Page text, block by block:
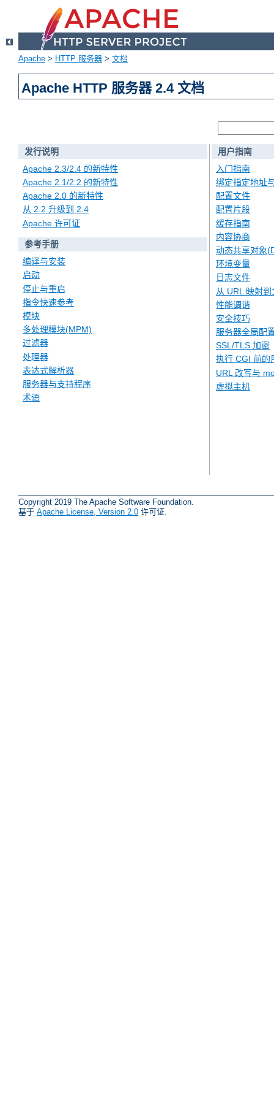
Apache > HTTP 服务器 > 文档
Apache HTTP 服务器 2.4 文档
发行说明
Apache 2.3/2.4 的新特性
Apache 2.1/2.2 的新特性
Apache 2.0 的新特性
从 2.2 升级到 2.4
Apache 许可证
参考手册
编译与安装
启动
停止与重启
指令快速参考
模块
多处理模块(MPM)
过滤器
处理器
表达式解析器
服务器与支持程序
术语
用户指南
入门指南
绑定指定地址
配置文件
配置片段
缓存指南
内容协商
动态共享对象
环境变量
日志文件
从 URL 映射
性能调谐
安全技巧
服务器全局配
SSL/TLS 加密
执行 CGI 前的
URL 改写与
虚拟主机
Copyright 2019 The Apache Software Foundation.
基于 Apache License, Version 2.0 许可证.